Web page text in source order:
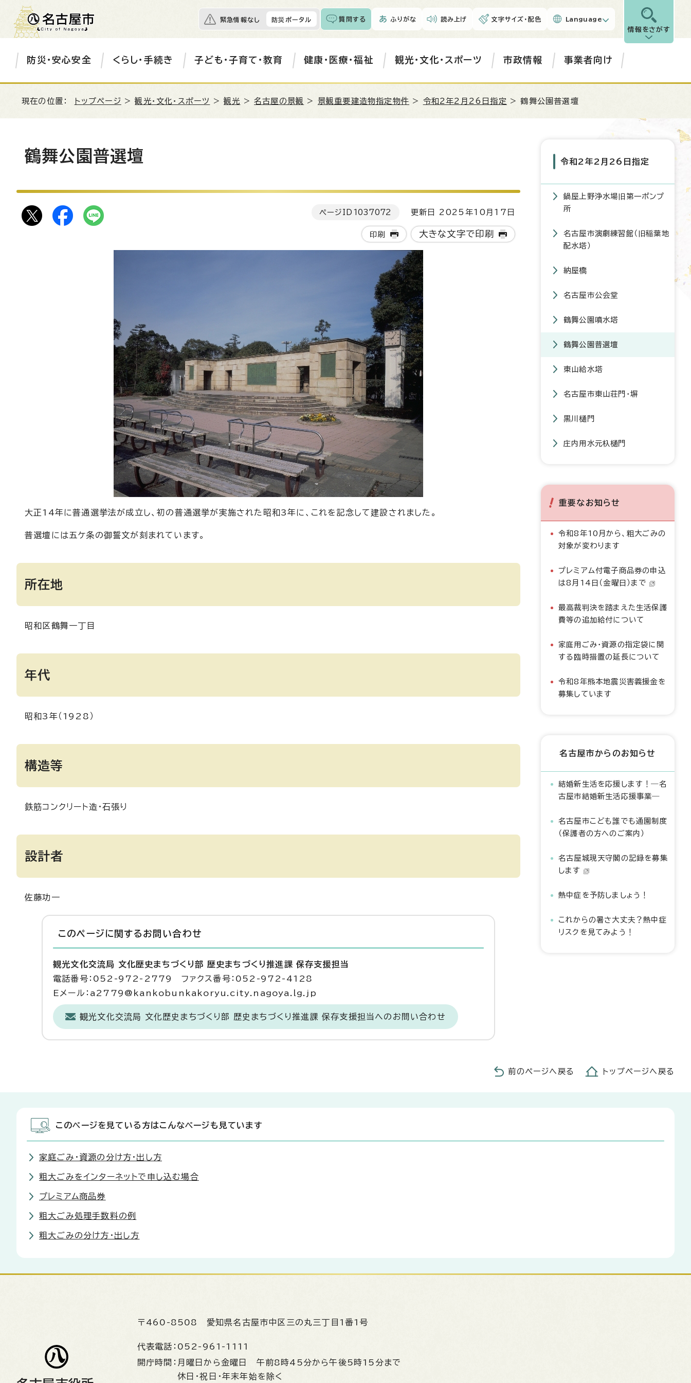
緊急情報なし 防災ポータル 質問する ふりがな 読み上げ 文字サイズ・配色 Language
情報をさがす
防災・安心安全 くらし・手続き 子ども・子育て・教育 健康・医療・福祉 観光・文化・スポーツ 市政情報 事業者向け
現在の位置： トップページ >観光・文化・スポーツ >観光 >名古屋の景観 > 景観重要建造物指定物件 > 令和2年2月26日指定 > 鶴舞公園普選壇
鶴舞公園普選壇
ページID 1037072 更新日 2025年10月17日
印刷 大きな文字で印刷
大正14年に普通選挙法が成立し、初の普通選挙が実施された昭和3年に、これを記念して建設されました。
普選壇には五ケ条の御誓文が刻まれています。
所在地
昭和区鶴舞一丁目
年代
昭和3年（1928）
構造等
鉄筋コンクリート造・石張り
設計者
佐藤功一
このページに関する お問い合わせ
観光文化交流局 文化歴史まちづくり部 歴史まちづくり推進課 保存支援担当
電話番号：052-972-2779 ファクス番号：052-972-4128
Eメール：a2779@kankobunkakoryu.city.nagoya.lg.jp
観光文化交流局 文化歴史まちづくり部 歴史まちづくり推進課 保存支援担当へのお問い合わせ
令和2年2月26日指定
鍋屋上野浄水場旧第一ポンプ
所
名古屋市演劇練習館（旧稲葉地
配水塔）
納屋橋
名古屋市公会堂
鶴舞公園噴水塔
鶴舞公園普選壇
東山給水塔
名古屋市東山荘門・塀
黒川樋門
庄内用水元杁樋門
重要なお知らせ
令和8年10月から、粗大ごみの
対象が変わります
プレミアム付電子商品券の申込
は8月14日（金曜日）まで
最高裁判決を踏まえた生活保護
費等の追加給付について
家庭用ごみ・資源の指定袋に関
する臨時措置の延長について
令和8年熊本地震災害義援金を
募集しています
名古屋市からのお知らせ
結婚新生活を応援します！―名
古屋市結婚新生活応援事業―
名古屋市こども誰でも通園制度
（保護者の方へのご案内）
名古屋城現天守閣の記録を募集
します
熱中症を予防しましょう！
これからの暑さ大丈夫？熱中症
リスクを見てみよう！
前のページへ戻る トップページへ戻る
このページを見ている方はこんなページも見ています
家庭ごみ・資源の分け方・出し方
粗大ごみをインターネットで申し込む場合
プレミアム商品券
粗大ごみ処理手数料の例
粗大ごみの分け方・出し方
〒460-8508 愛知県名古屋市中区三の丸三丁目1番1号
代表電話： 052-961-1111
開庁時間： 月曜日から金曜日 午前8時45分から午後5時15分まで
休日・祝日・年末年始を除く